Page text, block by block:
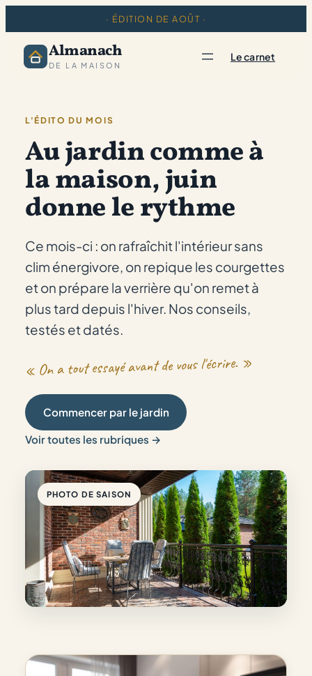
· ÉDITION DE AOÛT ·
Almanach
DE LA MAISON
Le carnet
L'ÉDITO DU MOIS
Au jardin comme à
la maison, juin
donne le rythme
Ce mois-ci : on rafraîchit l'intérieur sans
clim énergivore, on repique les courgettes
et on prépare la verrière qu'on remet à
plus tard depuis l'hiver. Nos conseils,
testés et datés.
« On a tout essayé avant de vous l'écrire. »
Commencer par le jardin
Voir toutes les rubriques →
PHOTO DE SAISON